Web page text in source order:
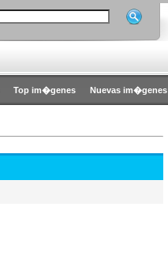
Top im�genes Nuevas im�genes